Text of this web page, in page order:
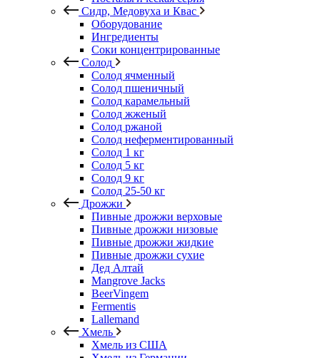
Сидр, Медовуха и Квас
Оборудование
Ингредиенты
Соки концентрированные
Солод
Солод ячменный
Солод пшеничный
Солод карамельный
Солод жженый
Солод ржаной
Солод неферментированный
Солод 1 кг
Солод 5 кг
Солод 9 кг
Солод 25-50 кг
Дрожжи
Пивные дрожжи верховые
Пивные дрожжи низовые
Пивные дрожжи жидкие
Пивные дрожжи сухие
Дед Алтай
Mangrove Jacks
BeerVingem
Fermentis
Lallemand
Хмель
Хмель из США